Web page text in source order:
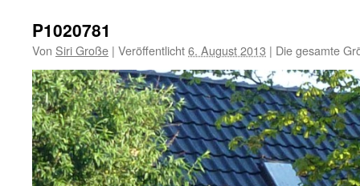
P1020781
Von Siri Große | Veröffentlicht6. August 2013 | Die gesamte